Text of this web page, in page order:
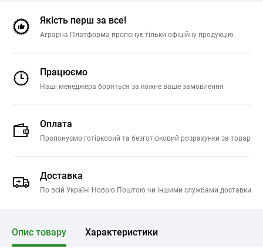
Якість перш за все!
Аграрна Платформа пропонує тільки офіційну продукцію
Працюємо
Наші менеджера боряться за кожне ваше замовлення
Оплата
Пропонуємо готівковий та безготівковий розрахунки за товар
Доставка
По всій Україні Новою Поштою чи іншими службами доставки
Опис товару Характеристики